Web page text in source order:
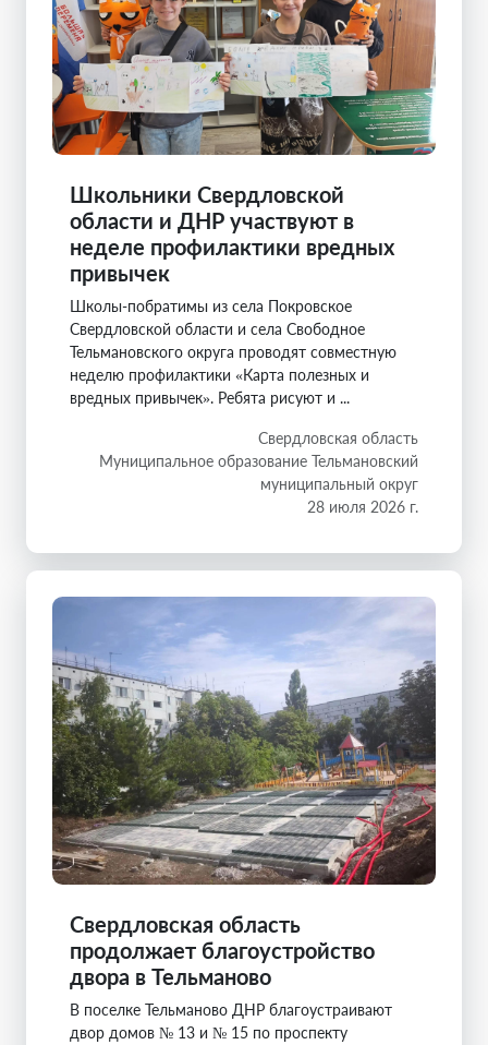
Школьники Свердловской
области и ДНР участвуют в
неделе профилактики вредных
привычек
Школы-побратимы из села Покровское
Свердловской области и села Свободное
Тельмановского округа проводят совместную
неделю профилактики «Карта полезных и
вредных привычек». Ребята рисуют и ...
Свердловская область
Муниципальное образование Тельмановский
муниципальный округ
28 июля 2026 г.
Свердловская область
продолжает благоустройство
двора в Тельманово
В поселке Тельманово ДНР благоустраивают
двор домов № 13 и № 15 по проспекту